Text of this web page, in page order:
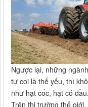
Ngược lại, những
tự coi là thế yếu, thì
như hạt cốc, hạt có
Trên thị trường thế